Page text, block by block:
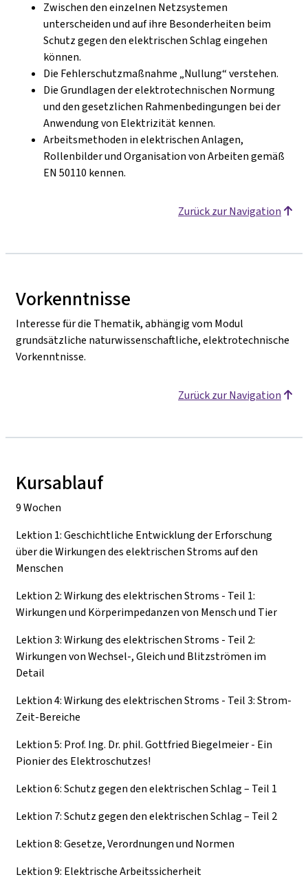
Zwischen den einzelnen Netzsystemen
unterscheiden und auf ihre Besonderheiten beim
Schutz gegen den elektrischen Schlag eingehen
können.
Die Fehlerschutzmaßnahme „Nullung“ verstehen.
Die Grundlagen der elektrotechnischen Normung
und den gesetzlichen Rahmenbedingungen bei der
Anwendung von Elektrizität kennen.
Arbeitsmethoden in elektrischen Anlagen,
Rollenbilder und Organisation von Arbeiten gemäß
EN 50110 kennen.
Zurück zur Navigation
Vorkenntnisse
Interesse für die Thematik, abhängig vom Modul
grundsätzliche naturwissenschaftliche, elektrotechnische
Vorkenntnisse.
Zurück zur Navigation
Kursablauf
9 Wochen
Lektion 1: Geschichtliche Entwicklung der Erforschung
über die Wirkungen des elektrischen Stroms auf den
Menschen
Lektion 2: Wirkung des elektrischen Stroms - Teil 1:
Wirkungen und Körperimpedanzen von Mensch und Tier
Lektion 3: Wirkung des elektrischen Stroms - Teil 2:
Wirkungen von Wechsel-, Gleich und Blitzströmen im
Detail
Lektion 4: Wirkung des elektrischen Stroms - Teil 3: Strom-
Zeit-Bereiche
Lektion 5: Prof. Ing. Dr. phil. Gottfried Biegelmeier - Ein
Pionier des Elektroschutzes!
Lektion 6: Schutz gegen den elektrischen Schlag – Teil 1
Lektion 7: Schutz gegen den elektrischen Schlag – Teil 2
Lektion 8: Gesetze, Verordnungen und Normen
Lektion 9: Elektrische Arbeitssicherheit